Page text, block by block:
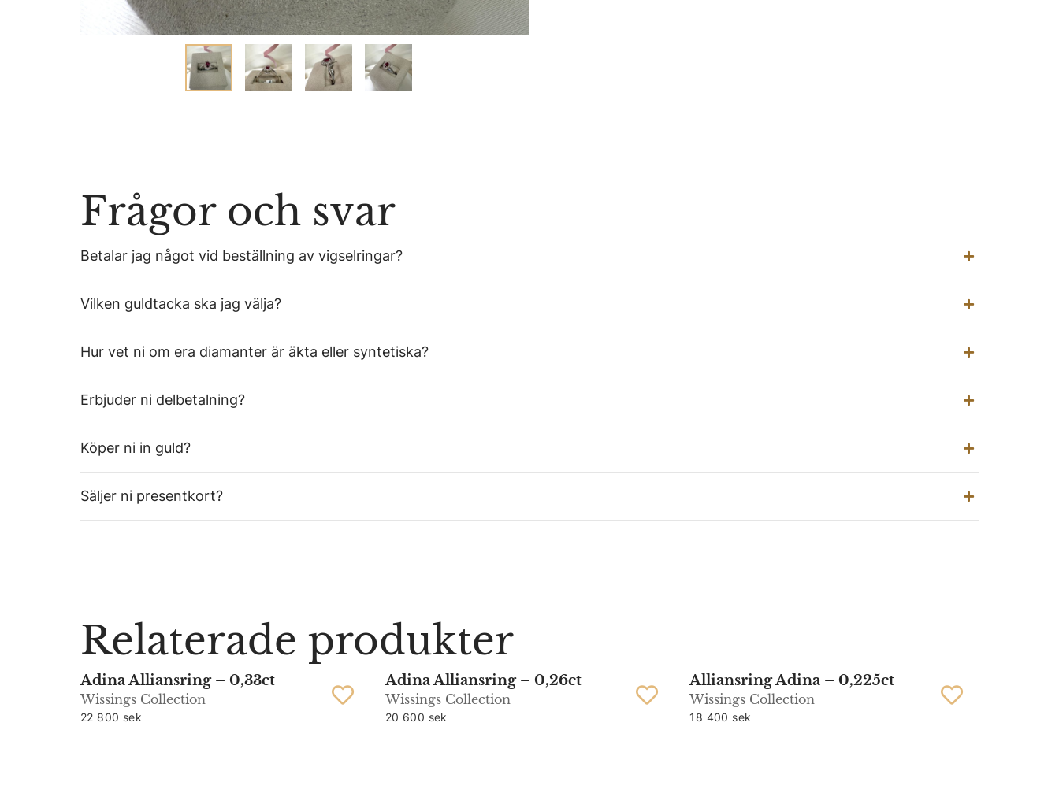
Frågor och svar
Betalar jag något vid beställning av vigselringar?
Vilken guldtacka ska jag välja?
Hur vet ni om era diamanter är äkta eller syntetiska?
Erbjuder ni delbetalning?
Köper ni in guld?
Säljer ni presentkort?
Relaterade produkter
Adina Alliansring – 0,33ct
Wissings Collection
22 800 sek
Adina Alliansring – 0,26ct
Wissings Collection
20 600 sek
Alliansring Adina – 0,225ct
Wissings Collection
18 400 sek